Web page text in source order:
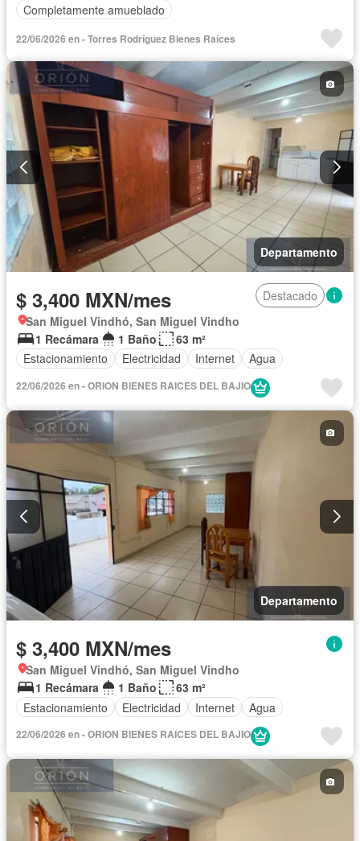
Completamente amueblado
22/06/2026 en - Torres Rodríguez Bienes Raíces
Departamento
$ 3,400 MXN/mes
Destacado
San Miguel Vindhó, San Miguel Vindho
1 Recámara
1 Baño
63 m²
Estacionamiento
Electricidad Internet Agua
22/06/2026 en - ORION BIENES RAICES DEL BAJIO
Departamento
$ 3,400 MXN/mes
San Miguel Vindhó, San Miguel Vindho
1 Recámara
1 Baño
63 m²
Estacionamiento
Electricidad Internet Agua
22/06/2026 en - ORION BIENES RAICES DEL BAJIO